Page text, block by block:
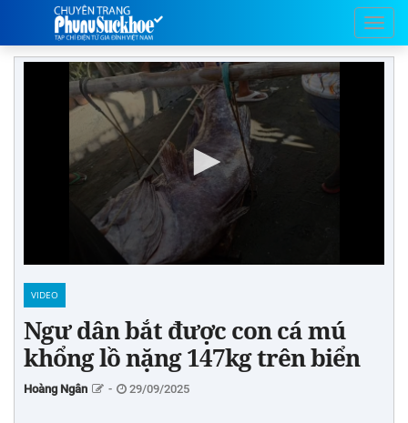
VIDEO
Ngư dân bắt được con cá mú
khổng lồ nặng 147kg trên biển
Hoàng Ngân - 29/09/2025